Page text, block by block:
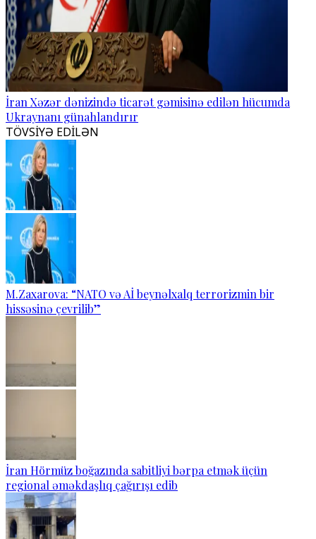
İran Xəzər dənizində ticarət gəmisinə edilən hücumda
Ukraynanı günahlandırır
TÖVSİYƏ EDİLƏN
M.Zaxarova: “NATO və Aİ beynəlxalq terrorizmin bir
hissəsinə çevrilib”
İran Hörmüz boğazında sabitliyi bərpa etmək üçün
regional əməkdaşlıq çağırışı edib